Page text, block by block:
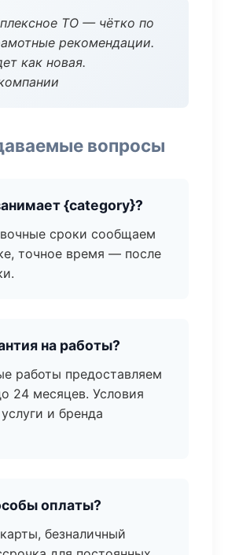
ТО — чётко по
рекомендации.
как новая.
вопросы
{category}?
сроки сообщаем
точное время — после
на работы?
работы предоставляем
24 месяцев. Условия
и бренда
оплаты?
безналичный